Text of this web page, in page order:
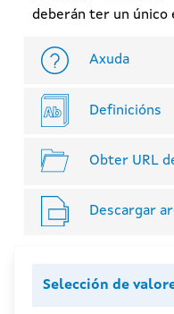
deberán ter un único
Axuda
Definicións
Obter URL
Descargar
Selección de